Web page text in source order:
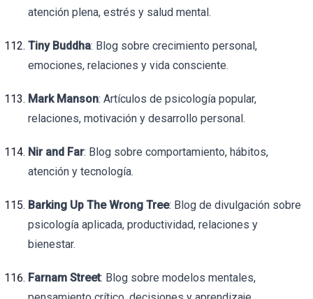
atención plena, estrés y salud mental.
Tiny Buddha: Blog sobre crecimiento personal,
emociones, relaciones y vida consciente.
Mark Manson: Artículos de psicología popular,
relaciones, motivación y desarrollo personal.
Nir and Far: Blog sobre comportamiento, hábitos,
atención y tecnología.
Barking Up The Wrong Tree: Blog de divulgación sobre
psicología aplicada, productividad, relaciones y
bienestar.
Farnam Street: Blog sobre modelos mentales,